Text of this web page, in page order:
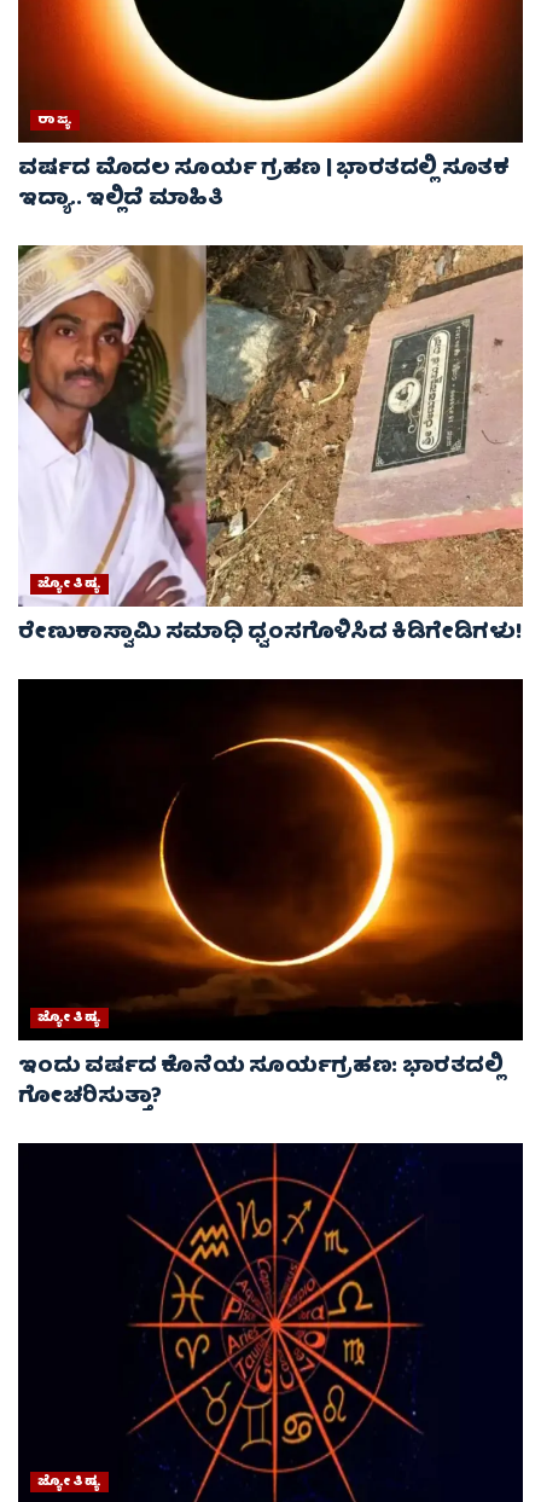
ರಾಜ್ಯ
ವರ್ಷದ ಮೊದಲ ಸೂರ್ಯ ಗ್ರಹಣ | ಭಾರತದಲ್ಲಿ ಸೂತಕ
ಇದ್ಯಾ.. ಇಲ್ಲಿದೆ ಮಾಹಿತಿ
ಜ್ಯೋತಿಷ್ಯ
ರೇಣುಕಾಸ್ವಾಮಿ ಸಮಾಧಿ ಧ್ವಂಸಗೊಳಿಸಿದ ಕಿಡಿಗೇಡಿಗಳು!
ಜ್ಯೋತಿಷ್ಯ
ಇಂದು ವರ್ಷದ ಕೊನೆಯ ಸೂರ್ಯಗ್ರಹಣ: ಭಾರತದಲ್ಲಿ
ಗೋಚರಿಸುತ್ತಾ?
ಜ್ಯೋತಿಷ್ಯ